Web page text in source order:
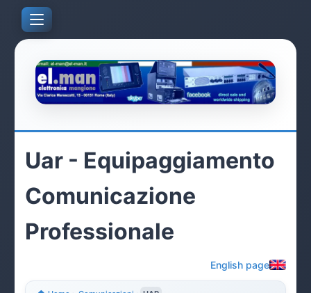
Uar - Equipaggiamento
Comunicazione
Professionale
English page